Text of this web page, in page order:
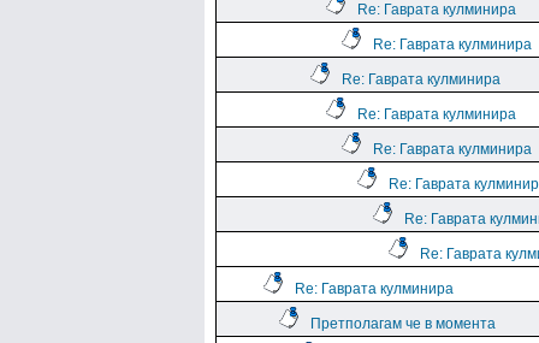
Re: Гаврата кулминира
Re: Гаврата кулминира
Re: Гаврата кулминира
Re: Гаврата кулминира
Re: Гаврата кулминира
Re: Гаврата
Re: Гаврата
Re: Гаврата
Re: Гаврата кулминира
Претполагам че в момента